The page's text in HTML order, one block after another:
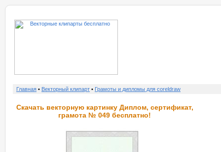
Главная • Векторный клипарт • Грамоты и дипломы для coreldraw
Скачать векторную картинку Диплом, сертификат,
грамота № 049 бесплатно!